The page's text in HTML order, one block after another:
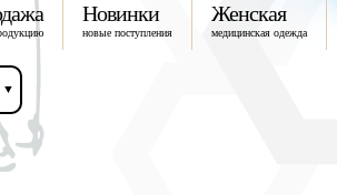
Новинки
новые поступления
Женская
медицинская одежда
▼